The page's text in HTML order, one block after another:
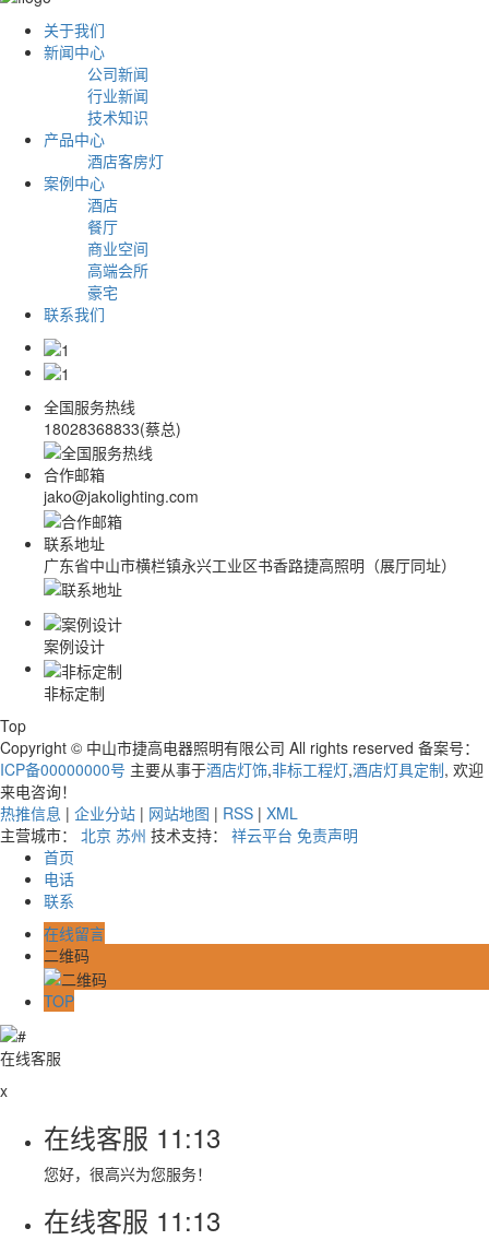
关于我们
新闻中心
公司新闻
行业新闻
技术知识
产品中心
酒店客房灯
案例中心
酒店
餐厅
商业空间
高端会所
豪宅
联系我们
全国服务热线
18028368833(蔡总)
合作邮箱
jako@jakolighting.com
联系地址
广东省中山市横栏镇永兴工业区书香路捷高照明（展厅同址）
案例设计
非标定制
Top
Copyright © 中山市捷高电器照明有限公司 All rights reserved 备案号：
ICP备00000000号 主要从事于酒店灯饰,非标工程灯,酒店灯具定制, 欢迎
来电咨询！
热推信息 | 企业分站 | 网站地图 | RSS | XML
主营城市： 北京 苏州 技术支持： 祥云平台 免责声明
首页
电话
联系
在线留言
二维码
TOP
在线客服
x
在线客服 11:13
您好，很高兴为您服务！
在线客服 11:13